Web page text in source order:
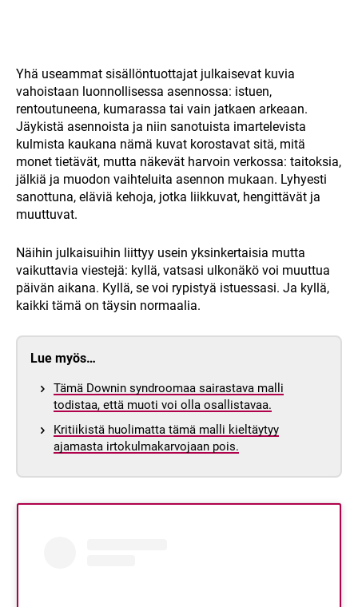
Yhä useammat sisällöntuottajat julkaisevat kuvia
vahoistaan luonnollisessa asennossa: istuen,
rentoutuneena, kumarassa tai vain jatkaen arkeaan.
Jäykistä asennoista ja niin sanotuista imartelevista
kulmista kaukana nämä kuvat korostavat sitä, mitä
monet tietävät, mutta näkevät harvoin verkossa: taitoksia,
jälkiä ja muodon vaihteluita asennon mukaan. Lyhyesti
sanottuna, eläviä kehoja, jotka liikkuvat, hengittävät ja
muuttuvat.
Näihin julkaisuihin liittyy usein yksinkertaisia mutta
vaikuttavia viestejä: kyllä, vatsasi ulkonäkö voi muuttua
päivän aikana. Kyllä, se voi rypistyä istuessasi. Ja kyllä,
kaikki tämä on täysin normaalia.
Lue myös…
Tämä Downin syndroomaa sairastava malli
todistaa, että muoti voi olla osallistavaa.
Kritiikistä huolimatta tämä malli kieltäytyy
ajamasta irtokulmakarvojaan pois.